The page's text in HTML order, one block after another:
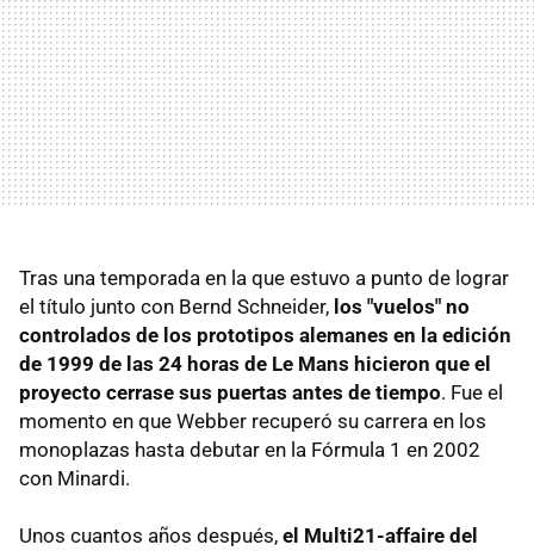
Tras una temporada en la que estuvo a punto de lograr
el título junto con Bernd Schneider, los "vuelos" no
controlados de los prototipos alemanes en la edición
de 1999 de las 24 horas de Le Mans hicieron que el
proyecto cerrase sus puertas antes de tiempo. Fue el
momento en que Webber recuperó su carrera en los
monoplazas hasta debutar en la Fórmula 1 en 2002
con Minardi.
Unos cuantos años después, el Multi21-affaire del